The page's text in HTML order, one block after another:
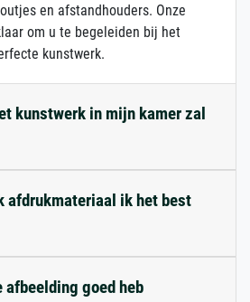
en afstandhouders. Onze
om u te begeleiden bij het
kunstwerk.
kunstwerk in mijn kamer zal
afdrukmateriaal ik het best
goed heb